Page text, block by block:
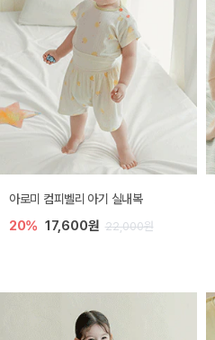
아로미 컴피벨리 아기 실내복
20% 17,600원 22,000원